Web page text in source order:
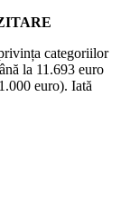
categoriilor
la 11.693 euro
euro). Iată